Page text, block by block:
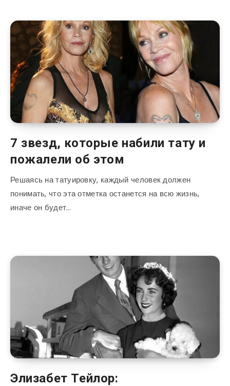
7 звезд, которые набили тату и
пожалели об этом
Решаясь на татуировку, каждый человек должен
понимать, что эта отметка останется на всю жизнь,
иначе он будет…
Элизабет Тейлор: